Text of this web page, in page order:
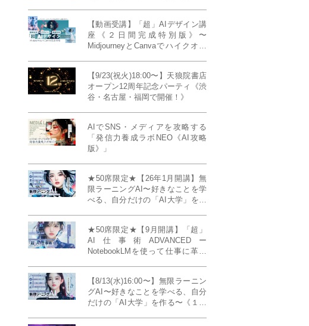
ー”へ、全国どこからでも。〜《全
店舗リアルタイム参加OK／録画
視聴対応／限定4席》
【動画受講】「超」AIデザイン講
座《２日間完成特別版》〜
MidjourneyとCanvaでハイクオリ
【9/23(祝火)18:00〜】天狼院書店
オープン12周年記念パーティ《渋
谷・名古屋・福岡で開催！》
AIでSNS・メディアを攻略する
「発信力養成ラボNEO《AI攻略
版》」
★50席限定★【26年1月開講】無
限ラーニングAI〜好きなことを学
べる、自分だけの「AI大学」を作
★50席限定★【9月開講】「超」
AI仕事術ADVANCEDー
NotebookLMを使って仕事に革命
【8/13(水)16:00〜】無限ラーニン
グAI〜好きなことを学べる、自分
だけの「AI大学」を作る〜《１日